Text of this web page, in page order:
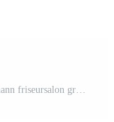
Retro-Schnurrbart-Symbol. einfacher stil mann friseursalon großes verkaufsplakat hintergrundsymbol. mann friseursalon markenlogo gestaltungselement. T-Shirt-Druck. Vektor für Aufkleber. Pro Vektor